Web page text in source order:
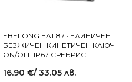
EBELONG EA1187 · ЕДИНИЧЕН
БЕЗЖИЧЕН КИНЕТИЧЕН КЛЮЧ
ON/OFF IP67 СРЕБРИСТ
16.90 €/ 33.05 лв.